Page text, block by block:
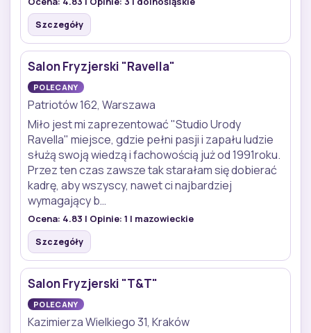
Szczegóły
Salon Fryzjerski "Ravella"
POLECANY
Patriotów 162, Warszawa
Miło jest mi zaprezentować "Studio Urody
Ravella" miejsce, gdzie pełni pasji i zapału ludzie
służą swoją wiedzą i fachowością już od 1991roku.
Przez ten czas zawsze tak starałam się dobierać
kadrę, aby wszyscy, nawet ci najbardziej
wymagający b…
Ocena: 4.83 | Opinie: 1 | mazowieckie
Szczegóły
Salon Fryzjerski "T&T"
POLECANY
Kazimierza Wielkiego 31, Kraków